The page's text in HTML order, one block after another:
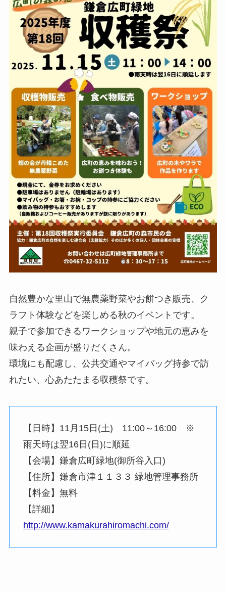
自然豊かな里山で無農薬野菜やお餅つき販売、ク
ラフト体験などを楽しめる秋のイベントです。
親子で参加できるワークショップや地元の恵みを
味わえる企画が盛りだくさん。
環境にも配慮し、公共交通やマイバッグ持参で訪
れたい、心あたたまる収穫祭です。
【日時】11月15日(土) 11:00～16:00 ※
雨天時は翌16日(日)に順延
【会場】鎌倉広町緑地(御所谷入口)
【住所】鎌倉市津１１３３ 緑地管理事務所
【料金】無料
【詳細】
http://www.kamakurahiromachi.com/